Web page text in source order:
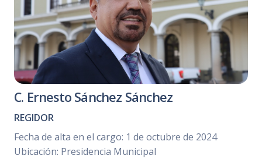
C. Ernesto Sánchez Sánchez
REGIDOR
Fecha de alta en el cargo: 1 de octubre de 2024
Ubicación: Presidencia Municipal